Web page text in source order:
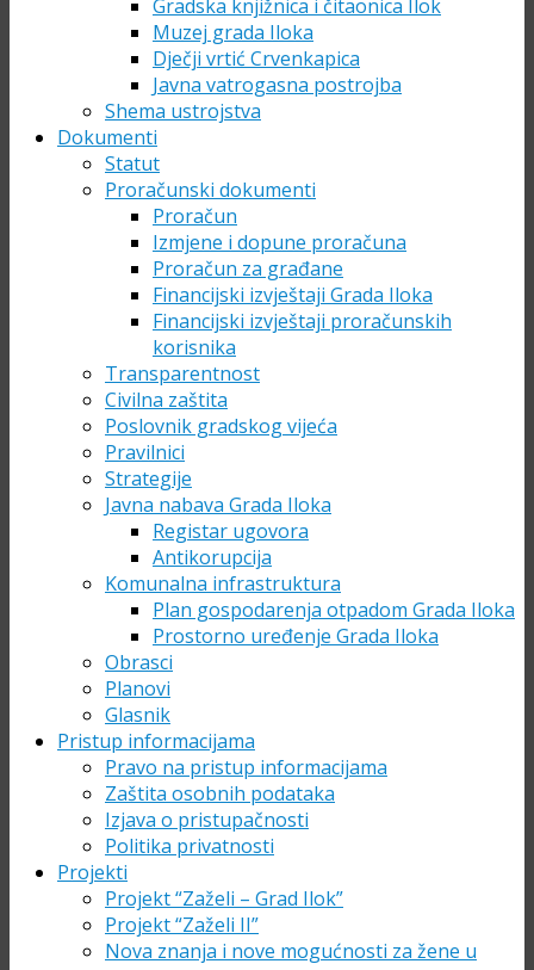
Gradska knjižnica i čitaonica Ilok
Muzej grada Iloka
Dječji vrtić Crvenkapica
Javna vatrogasna postrojba
Shema ustrojstva
Dokumenti
Statut
Proračunski dokumenti
Proračun
Izmjene i dopune proračuna
Proračun za građane
Financijski izvještaji Grada Iloka
Financijski izvještaji proračunskih
korisnika
Transparentnost
Civilna zaštita
Poslovnik gradskog vijeća
Pravilnici
Strategije
Javna nabava Grada Iloka
Registar ugovora
Antikorupcija
Komunalna infrastruktura
Plan gospodarenja otpadom Grada Iloka
Prostorno uređenje Grada Iloka
Obrasci
Planovi
Glasnik
Pristup informacijama
Pravo na pristup informacijama
Zaštita osobnih podataka
Izjava o pristupačnosti
Politika privatnosti
Projekti
Projekt “Zaželi – Grad Ilok”
Projekt “Zaželi II”
Nova znanja i nove mogućnosti za žene u